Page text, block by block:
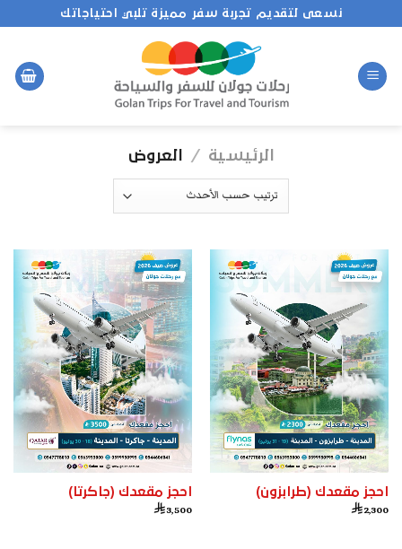
to
نسعى لتقديم تجربة سفر مميزة تلبي احتياجاتك
الرئيسية / العروض
احجز مقعدك (طرابزون)
2,300
احجز مقعدك (جاكرتا)
3,500